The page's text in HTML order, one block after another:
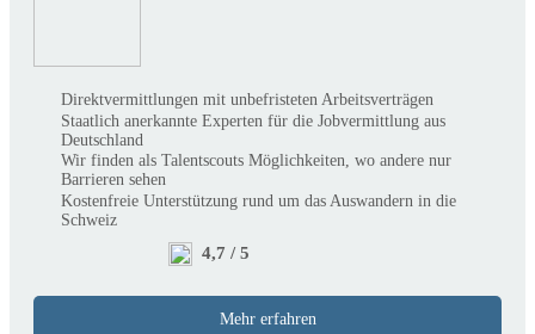
Direktvermittlungen mit unbefristeten Arbeitsverträgen
Staatlich anerkannte Experten für die Jobvermittlung aus
Deutschland
Wir finden als Talentscouts Möglichkeiten, wo andere nur
Barrieren sehen
Kostenfreie Unterstützung rund um das Auswandern in die
Schweiz
4,7 / 5
Mehr erfahren